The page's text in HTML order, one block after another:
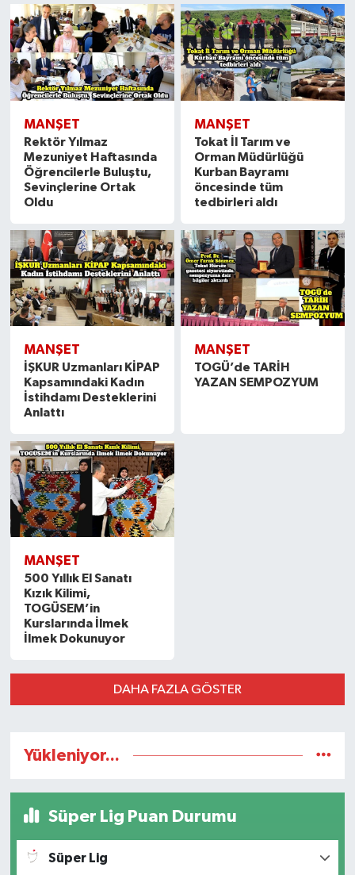
MANŞET
Rektör Yılmaz
Mezuniyet Haftasında
Öğrencilerle Buluştu,
Sevinçlerine Ortak
Oldu
MANŞET
Tokat İl Tarım ve
Orman Müdürlüğü
Kurban Bayramı
öncesinde tüm
tedbirleri aldı
MANŞET
İŞKUR Uzmanları KİPAP
Kapsamındaki Kadın
İstihdamı Desteklerini
Anlattı
MANŞET
TOGÜ’de TARİH
YAZAN SEMPOZYUM
MANŞET
500 Yıllık El Sanatı
Kızık Kilimi,
TOGÜSEM’in
Kurslarında İlmek
İlmek Dokunuyor
DAHA FAZLA GÖSTER
Yükleniyor...
Süper Lig Puan Durumu
Süper Lig